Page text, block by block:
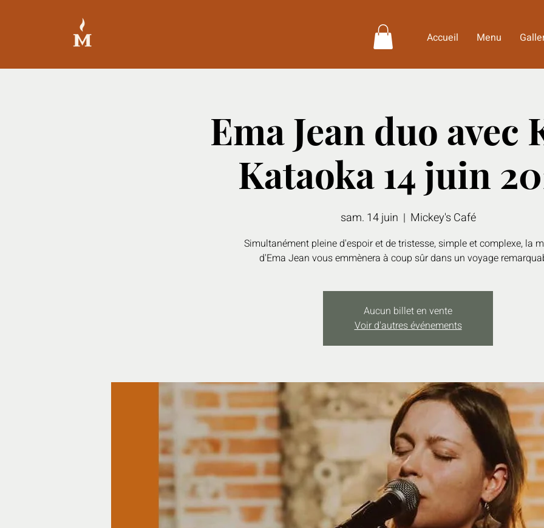
Accueil Menu
Ema Jean duo avec
Kataoka 14 juin
sam. 14 juin
  |
Mickey's Café
Simultanément pleine d'espoir et de tristesse, simple et complexe, la
d'Ema Jean vous emmènera à coup sûr dans un voyage
Aucun billet en vente
Voir d'autres événements